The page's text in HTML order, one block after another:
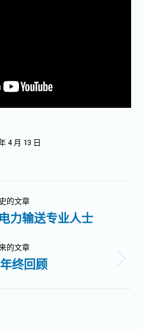
4 月 13 日
的文章
历
的
文
力输送专业人士
的文章
未终回顾